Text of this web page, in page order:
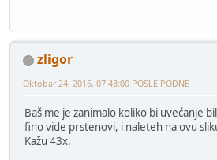
zligor
Oktobar 24, 2016, 07:43:00 POSLE PODNE
Baš me je zanimalo koliko bi uvećanje
fino vide prstenovi, i naleteh na ovu
Kažu 43x.